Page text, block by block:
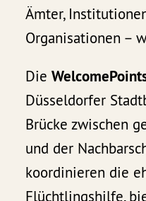
Ämter,
Organisationen –
Die
Düsseldorfer
Brücke zwischen
und der
koordinieren die
Flüchtlingshilfe,